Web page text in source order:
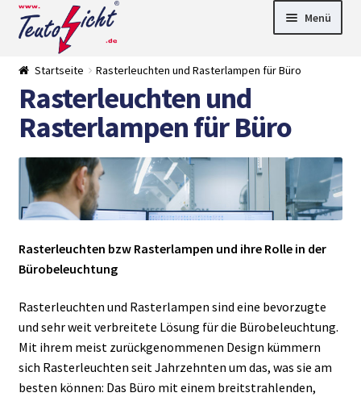
Zur
Navigation
springen
Springe
zum
Menü
► LED Panel
►
Deckenleuch
►
en
Streifen
► Zubehör
►
Leuchtmittel
Versandarten
► Zahlarten
Startseite Rasterleuchten und Rasterlampen für Büro
Rasterleuchten und
Rasterlampen für Büro
Rasterleuchten bzw Rasterlampen und ihre Rolle in der
Bürobeleuchtung
Rasterleuchten und Rasterlampen sind eine bevorzugte
und sehr weit verbreitete Lösung für die Bürobeleuchtung.
Mit ihrem meist zurückgenommenen Design kümmern
sich Rasterleuchten seit Jahrzehnten um das, was sie am
besten können: Das Büro mit einem breitstrahlenden,